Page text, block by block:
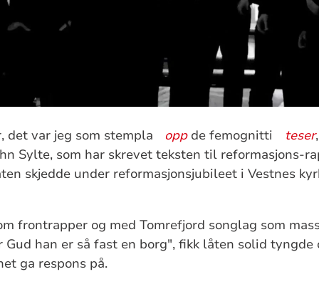
det var jeg som stempla oppde femognitti teser
Sylte, som har skrevet teksten til reformasjons-
skjedde under reformasjonsjubileet i Vestnes
frontrapper og med Tomrefjord songlag som
Gud han er så fast en borg", fikk låten solid tyngde
ga respons på.